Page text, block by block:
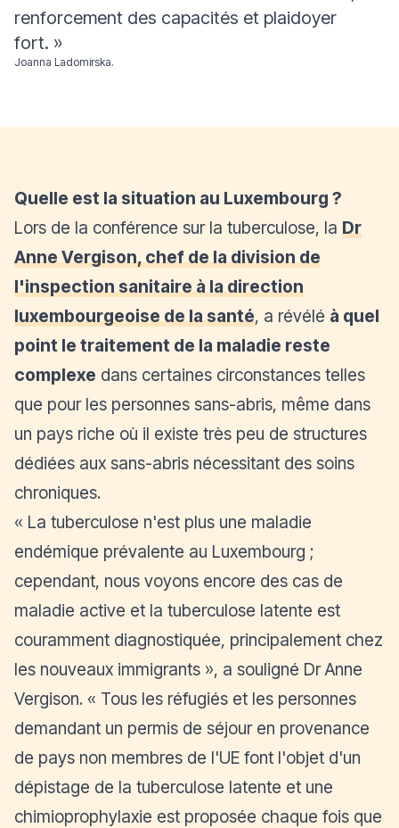
renforcement des capacités et plaidoyer
fort. »
Joanna Ladomirska.
Quelle est la situation au Luxembourg ?
Lors de la conférence sur la tuberculose, la Dr
Anne Vergison, chef de la division de
l'inspection sanitaire à la direction
luxembourgeoise de la santé, a révélé à quel
point le traitement de la maladie reste
complexe dans certaines circonstances telles
que pour les personnes sans-abris, même dans
un pays riche où il existe très peu de structures
dédiées aux sans-abris nécessitant des soins
chroniques.
« La tuberculose n'est plus une maladie
endémique prévalente au Luxembourg ;
cependant, nous voyons encore des cas de
maladie active et la tuberculose latente est
couramment diagnostiquée, principalement chez
les nouveaux immigrants », a souligné Dr Anne
Vergison. « Tous les réfugiés et les personnes
demandant un permis de séjour en provenance
de pays non membres de l'UE font l'objet d'un
dépistage de la tuberculose latente et une
chimioprophylaxie est proposée chaque fois que